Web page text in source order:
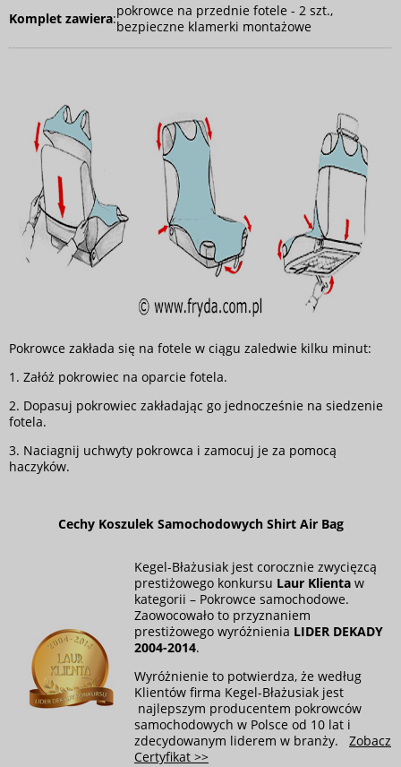
Komplet zawiera:pokrowce na przednie fotele - 2 szt.,
bezpieczne klamerki montażowe
Pokrowce zakłada się na fotele w ciągu zaledwie kilku minut:
1. Załóż pokrowiec na oparcie fotela.
2. Dopasuj pokrowiec zakładając go jednocześnie na siedzenie
fotela.
3. Naciagnij uchwyty pokrowca i zamocuj je za pomocą
haczyków.
Cechy Koszulek Samochodowych Shirt Air Bag
Kegel-Błażusiak jest corocznie zwycięzcą
prestiżowego konkursu Laur Klienta w
kategorii – Pokrowce samochodowe.
Zaowocowało to przyznaniem
prestiżowego wyróżnienia LIDER DEKADY
2004-2014.
Wyróżnienie to potwierdza, że według
Klientów firma Kegel-Błażusiak jest
najlepszym producentem pokrowców
samochodowych w Polsce od 10 lat i
zdecydowanym liderem w branży. Zobacz
Certyfikat >>